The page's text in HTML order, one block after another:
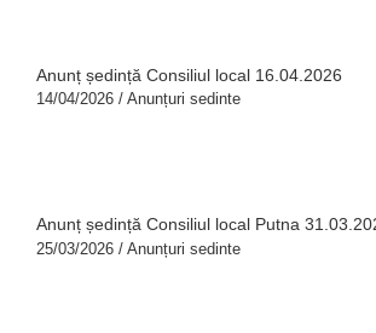
Anunț ședință Consiliul local 16.04.2026
14/04/2026 / Anunțuri sedinte
Anunț ședință Consiliul local Putna
25/03/2026 / Anunțuri sedinte